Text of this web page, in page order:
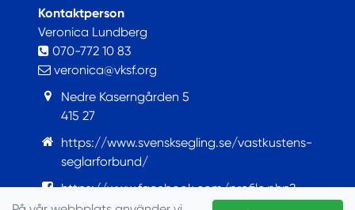
Kontaktperson
Veronica Lundberg
070-772 10 83
veronica@vksf.org
Nedre Kaserngården 5
415 27
https://www.svensksegling.se/vastkustens-
seglarforbund/
https://www.facebook.com/profile.php?